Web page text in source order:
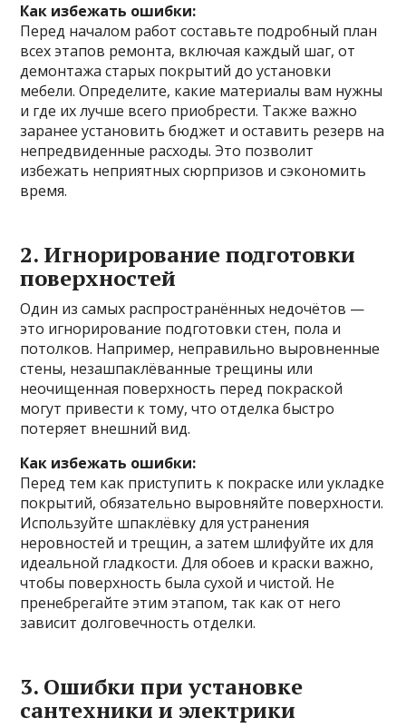
Как избежать ошибки:
Перед началом работ составьте подробный план
всех этапов ремонта, включая каждый шаг, от
демонтажа старых покрытий до установки
мебели. Определите, какие материалы вам нужны
и где их лучше всего приобрести. Также важно
заранее установить бюджет и оставить резерв на
непредвиденные расходы. Это позволит
избежать неприятных сюрпризов и сэкономить
время.
2. Игнорирование подготовки
поверхностей
Один из самых распространённых недочётов —
это игнорирование подготовки стен, пола и
потолков. Например, неправильно выровненные
стены, незашпаклёванные трещины или
неочищенная поверхность перед покраской
могут привести к тому, что отделка быстро
потеряет внешний вид.
Как избежать ошибки:
Перед тем как приступить к покраске или укладке
покрытий, обязательно выровняйте поверхности.
Используйте шпаклёвку для устранения
неровностей и трещин, а затем шлифуйте их для
идеальной гладкости. Для обоев и краски важно,
чтобы поверхность была сухой и чистой. Не
пренебрегайте этим этапом, так как от него
зависит долговечность отделки.
3. Ошибки при установке
сантехники и электрики